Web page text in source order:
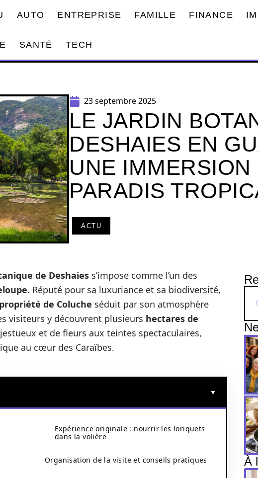
AUTO ENTREPRISE FAMILLE FINANCE
SANTÉ TECH
23 septembre 2025
LE JARDIN
DESHAIES EN
UNE IMMERSION
PARADIS
ACTU
de Deshaies s’impose comme l’un des
. Réputé pour sa luxuriance et sa biodiversité,
de Coluche séduit par son atmosphère
visiteurs y découvrent plusieurs hectares de
et de fleurs aux teintes spectaculaires,
au cœur des Caraïbes.
Expérience originale : nourrir les loriquets
dans la volière
Organisation de la visite et conseils pratiques À